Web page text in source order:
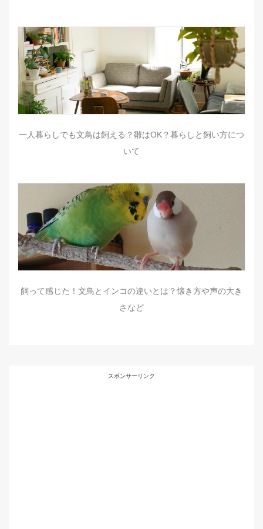
一人暮らしでも文鳥は飼える？雛はOK？暮らしと飼い方につ
いて
飼って感じた！文鳥とインコの違いとは？懐き方や声の大き
さなど
スポンサーリンク